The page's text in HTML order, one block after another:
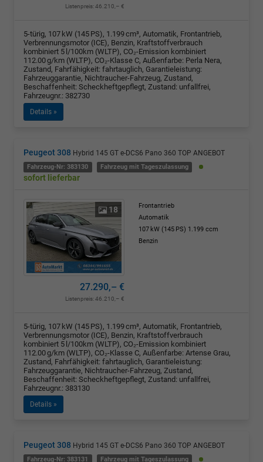
Listenpreis:46.210,– €
5-türig, 107 kW (145 PS), 1.199 cm³, Automatik, Frontantrieb,
Verbrennungsmotor (ICE), Benzin, Kraftstoffverbrauch
kombiniert 5 l/100km (WLTP), CO₂-Emission kombiniert
112.00 g/km (WLTP), CO₂-Klasse C, Außenfarbe: Perla Nera,
Zustand, Fahrfähigkeit: fahrtauglich, Garantieleistung:
Fahrzeuggarantie, Nichtraucher-Fahrzeug, Zustand,
Beschaffenheit: Scheckheftgepflegt, Zustand: unfallfrei,
Fahrzeugnr.: 382730
Details »
Peugeot 308 Hybrid 145 GT e-DCS6 Pano 360 TOP ANGEBOT
Fahrzeug-Nr: 383130 Fahrzeug mit Tageszulassung
sofort lieferbar
18
Frontantrieb
Automatik
107 kW (145 PS) 1.199 ccm
Benzin
27.290,– €
Listenpreis:46.210,– €
5-türig, 107 kW (145 PS), 1.199 cm³, Automatik, Frontantrieb,
Verbrennungsmotor (ICE), Benzin, Kraftstoffverbrauch
kombiniert 5 l/100km (WLTP), CO₂-Emission kombiniert
112.00 g/km (WLTP), CO₂-Klasse C, Außenfarbe: Artense Grau,
Zustand, Fahrfähigkeit: fahrtauglich, Garantieleistung:
Fahrzeuggarantie, Nichtraucher-Fahrzeug, Zustand,
Beschaffenheit: Scheckheftgepflegt, Zustand: unfallfrei,
Fahrzeugnr.: 383130
Details »
Peugeot 308 Hybrid 145 GT e-DCS6 Pano 360 TOP ANGEBOT
Fahrzeug-Nr: 383131 Fahrzeug mit Tageszulassung